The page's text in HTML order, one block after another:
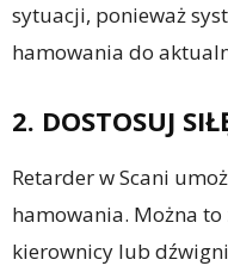
sytuacji, ponieważ
hamowania do
2. DOSTOSUJ
Retarder w Scani
hamowania. Można
kierownicy lub